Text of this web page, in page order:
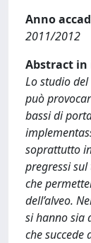
Anno
2011/2012
Abstract
Lo studio
può
bassi di
soprattutto
pregressi
che
dell’alveo.
si hanno sia
che